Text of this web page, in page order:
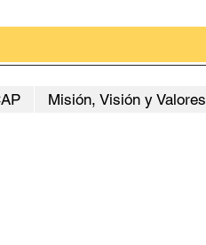
Misión, Visión y Valores